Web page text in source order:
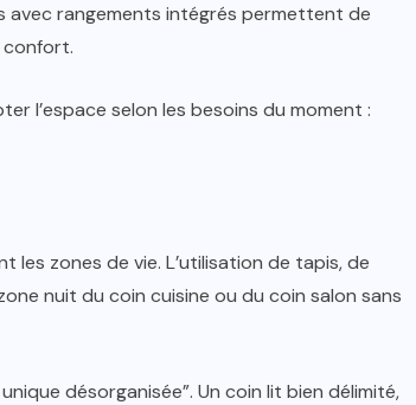
avec rangements intégrés permettent de
confort.
l’espace selon les besoins du moment :
zones de vie. L’utilisation de tapis, de
nuit du coin cuisine ou du coin salon sans
désorganisée”. Un coin lit bien délimité,